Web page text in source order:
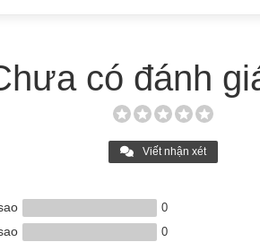
có đánh
Viết nhận xét
0
0